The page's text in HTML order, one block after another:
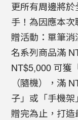
更所有周邊將
手！為因應本
贈活動：單筆
名系列商品滿
NT$5,000 可獲
（隨機），滿
子」或「手機
贈完為止，打